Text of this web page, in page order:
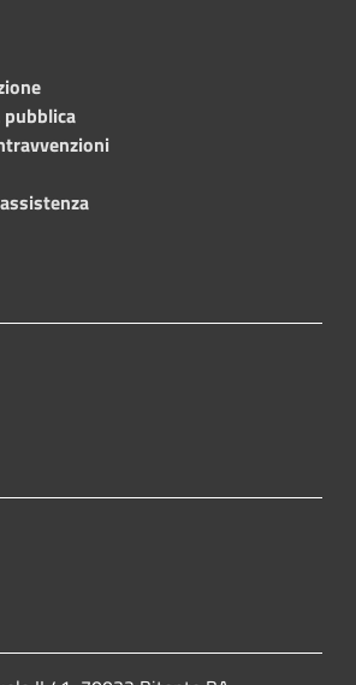
pubblica